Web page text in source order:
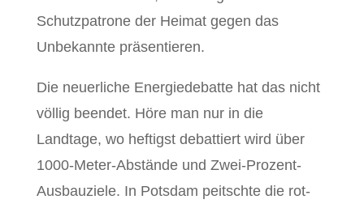
Schutzpatrone der Heimat gegen das
Unbekannte präsentieren.
Die neuerliche Energiedebatte hat das nicht
völlig beendet. Höre man nur in die
Landtage, wo heftigst debattiert wird über
1000-Meter-Abstände und Zwei-Prozent-
Ausbauziele. In Potsdam peitschte die rot-